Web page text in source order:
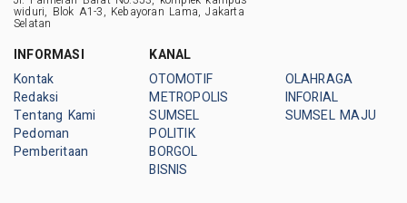
widuri, Blok A1-3, Kebayoran Lama, Jakarta
Selatan
INFORMASI
Kontak
Redaksi
Tentang Kami
Pedoman
Pemberitaan
KANAL
OTOMOTIF
METROPOLIS
SUMSEL
POLITIK
BORGOL
BISNIS
OLAHRAGA
INFORIAL
SUMSEL MAJU